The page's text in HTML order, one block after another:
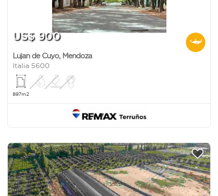
US$ 900
Lujan de Cuyo, Mendoza
Italia 5600
897m2